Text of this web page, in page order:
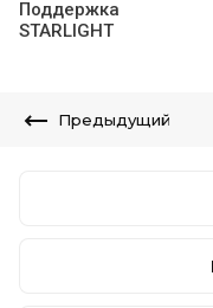
Поддержка
STARLIGHT
Предыдущий